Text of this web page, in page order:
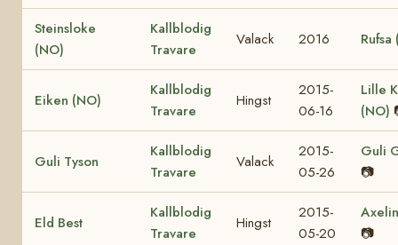
Steinsloke
(NO)
Kallblodig
Travare
Valack 2016 Rufsa
Eiken (NO)
Kallblodig
Travare
Hingst
2015-
06-16
Lille
(NO)
Guli Tyson
Kallblodig
Travare
Valack
2015-
05-26
Guli
📷
Eld Best
Kallblodig
Travare
Hingst
2015-
05-20
📷